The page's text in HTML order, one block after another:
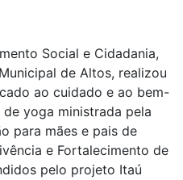
Social e Cidadania,
de Altos, realizou
ao cuidado e ao bem-
yoga ministrada pela
para mães e pais de
e Fortalecimento de
pelo projeto Itaú